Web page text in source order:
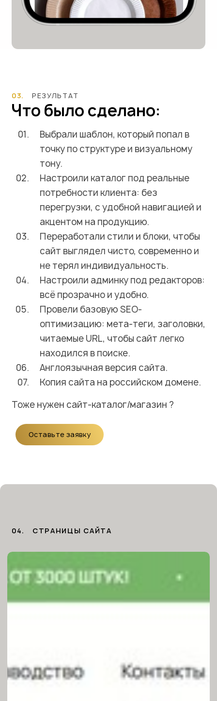
03. РЕЗУЛЬТАТ
Что было сделано:
Выбрали шаблон, который попал в
точку по структуре и визуальному
тону.
Настроили каталог под реальные
потребности клиента: без
перегрузки, с удобной навигацией и
акцентом на продукцию.
Переработали стили и блоки, чтобы
сайт выглядел чисто, современно и
не терял индивидуальность.
Настроили админку под редакторов:
всё прозрачно и удобно.
Провели базовую SEO-
оптимизацию: мета-теги, заголовки,
читаемые URL, чтобы сайт легко
находился в поиске.
Англоязычная версия сайта.
Копия сайта на российском домене.
Тоже нужен сайт-каталог/магазин ?
Оставьте заявку
04. CТРАНИЦЫ САЙТА